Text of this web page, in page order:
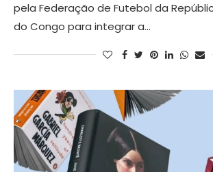
pela Federação de Futebol da
do Congo para integrar a…